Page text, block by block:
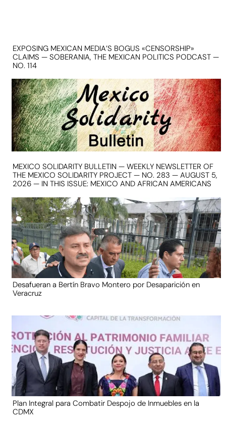
EXPOSING MEXICAN MEDIA’S BOGUS «CENSORSHIP»
CLAIMS — SOBERANIA, THE MEXICAN POLITICS PODCAST —
NO. 114
MEXICO SOLIDARITY BULLETIN — WEEKLY NEWSLETTER OF
THE MEXICO SOLIDARITY PROJECT — NO. 283 — AUGUST 5,
2026 — IN THIS ISSUE: MEXICO AND AFRICAN AMERICANS
Desafueran a Bertín Bravo Montero por Desaparición en
Veracruz
Plan Integral para Combatir Despojo de Inmuebles en la
CDMX